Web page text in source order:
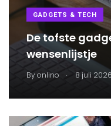
GADGETS & TECH
De tofste
wensenlijstje
Byonlino . 8 juli 2026